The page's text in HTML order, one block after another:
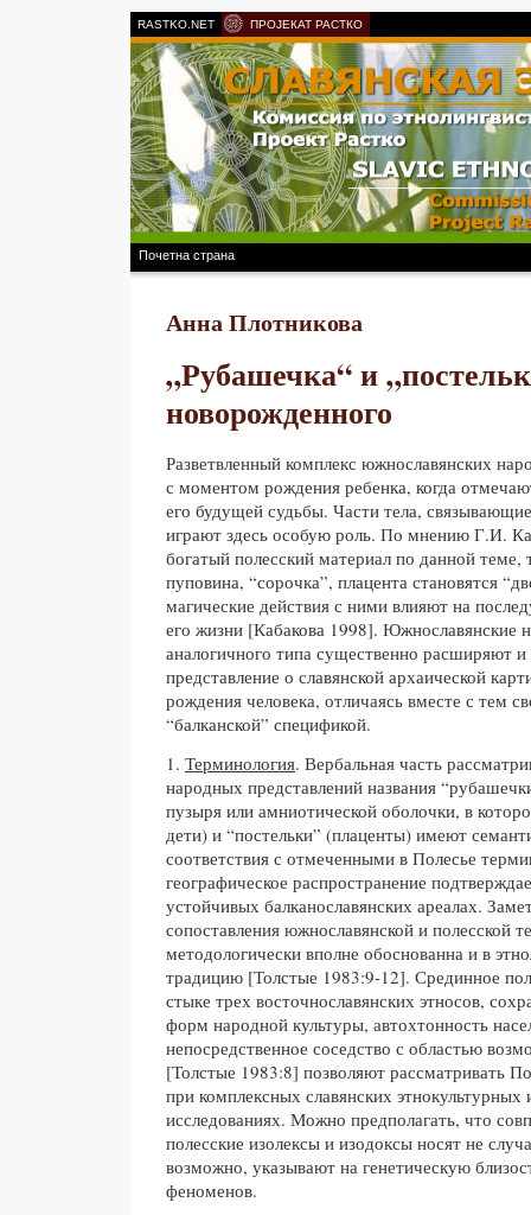
RASTKO.NET ПРОЈЕКАТ РАСТКО
Почетна страна
Анна Плотникова
„Рубашечка“ и
новорожденного
Разветвленный комплекс южнославянских
с моментом рождения ребенка, когда
его будущей судьбы. Части тела,
играют здесь особую роль. По мнению Г.И.
богатый полесский материал по данной теме,
пуповина, “сорочка”, плацента становятся
магические действия с ними влияют на
его жизни [Кабакова 1998]. Южнославянские
аналогичного типа существенно расширяют
представление о славянской архаической
рождения человека, отличаясь вместе с тем
“балканской” спецификой.
1. Терминология. Вербальная часть
народных представлений названия
пузыря или амниотической оболочки, в
дети) и “постельки” (плаценты) имеют
соответствия с отмеченными в Полесье
географическое распространение
устойчивых балканославянских ареалах.
сопоставления южнославянской и полесской
методологически вполне обоснованна и в
традицию [Толстые 1983:9-12]. Срединное
стыке трех восточнославянских этносов,
форм народной культуры, автохтонность
непосредственное соседство с областью
[Толстые 1983:8] позволяют рассматривать
при комплексных славянских этнокультурных
исследованиях. Можно предполагать, что
полесские изолексы и изодоксы носят не
возможно, указывают на генетическую
феноменов.